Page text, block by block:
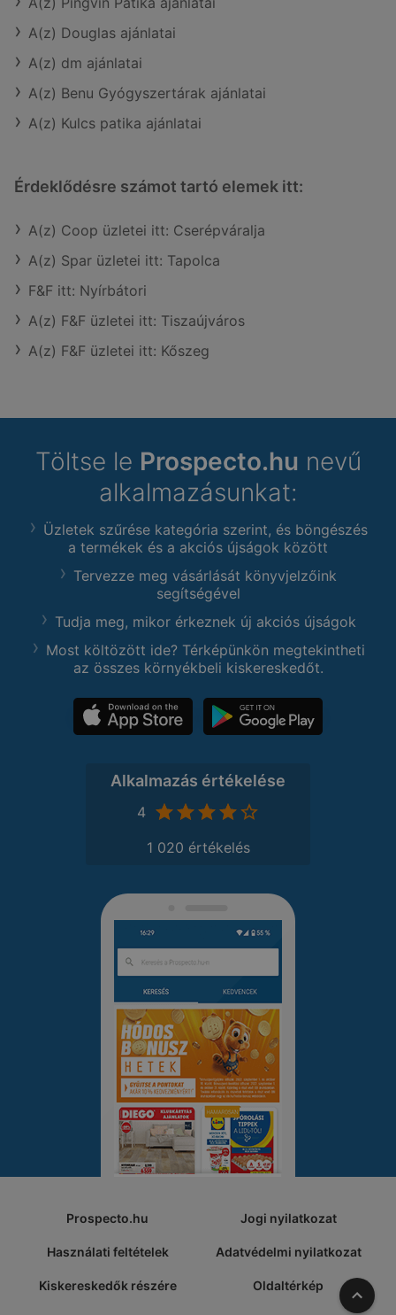
A(z) Douglas ajánlatai
A(z) dm ajánlatai
A(z) Benu Gyógyszertárak ajánlatai
A(z) Kulcs patika ajánlatai
Érdeklődésre számot tartó elemek itt:
A(z) Coop üzletei itt: Cserépváralja
A(z) Spar üzletei itt: Tapolca
F&F itt: Nyírbátori
A(z) F&F üzletei itt: Tiszaújváros
A(z) F&F üzletei itt: Kőszeg
Töltse le Prospecto.hu nevű
alkalmazásunkat:
Üzletek szűrése kategória szerint, és böngészés
a termékek és a akciós újságok között
Tervezze meg vásárlását könyvjelzőink
segítségével
Tudja meg, mikor érkeznek új akciós újságok
Most költözött ide? Térképünkön megtekintheti
az összes környékbeli kiskereskedőt.
Alkalmazás értékelése
4
1 020 értékelés
Prospecto.hu Jogi nyilatkozat
Használati feltételek Adatvédelmi nyilatkozat
Kiskereskedők részére Oldaltérkép A